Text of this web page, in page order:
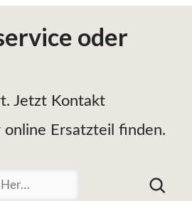
oder
Jetzt Kontakt
Ersatzteil finden.